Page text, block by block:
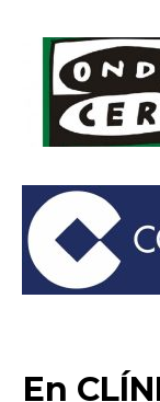
En